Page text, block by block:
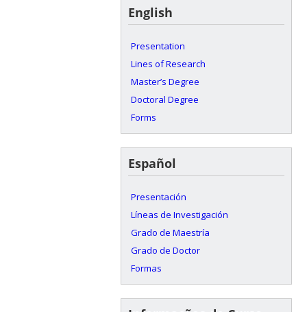
English
Presentation
Lines of Research
Master’s Degree
Doctoral Degree
Forms
Español
Presentación
Líneas de Investigación
Grado de Maestría
Grado de Doctor
Formas